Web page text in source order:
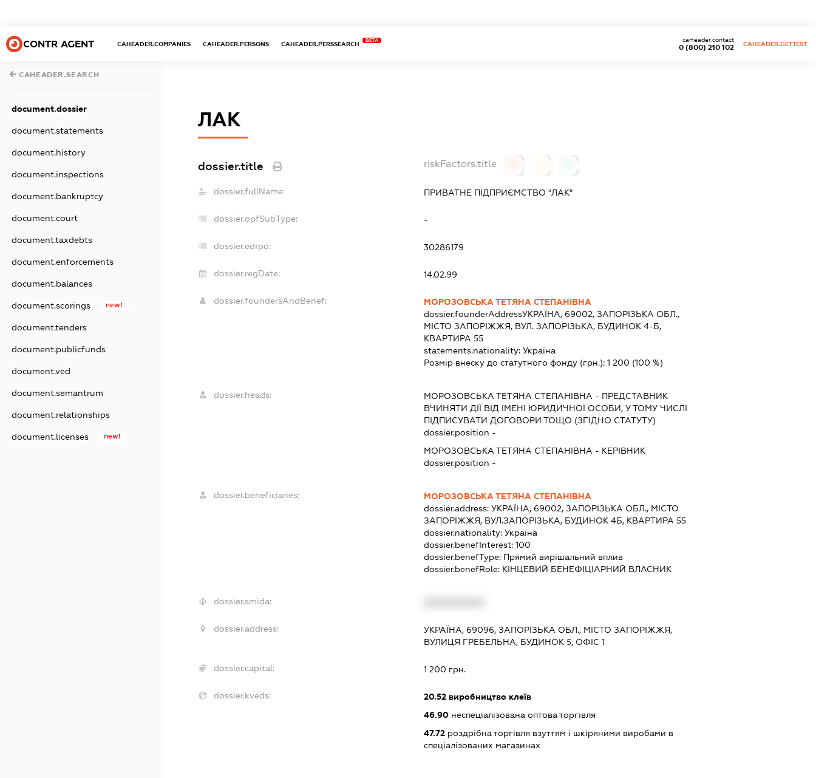
CONTR AGENT CAHEADER.COMPANIES CAHEADER.PERSONS CAHEADER.PERSSEARCH
BETA
0 (800) 210 102
caHeader.contact
CAHEADER.GETTEST
CAHEADER.SEARCH
document.dossier
document.statements
document.history
document.inspections
document.bankruptcy
document.court
document.taxdebts
document.enforcements
document.balances
document.scorings new!
document.tenders
document.publicfunds
document.ved
document.semantrum
document.relationships
document.licenses new!
ЛАК
dossier.title riskFactors.title
dossier.fullName: ПРИВАТНЕ ПІДПРИЄМСТВО "ЛАК"
dossier.opfSubType: -
dossier.edrpo: 30286179
dossier.regDate: 14.02.99
dossier.foundersAndBenef:
МОРОЗОВСЬКА ТЕТЯНА СТЕПАНІВНА
dossier.founderAddressУКРАЇНА, 69002, ЗАПОРІЗЬКА ОБЛ.,
МІСТО ЗАПОРІЖЖЯ, ВУЛ. ЗАПОРІЗЬКА, БУДИНОК 4-Б,
КВАРТИРА 55
statements.nationality: Україна
Розмір внеску до статутного фонду (грн.): 1 200 (100 %)
dossier.heads: МОРОЗОВСЬКА ТЕТЯНА СТЕПАНІВНА - ПРЕДСТАВНИК
ВЧИНЯТИ ДІЇ ВІД ІМЕНІ ЮРИДИЧНОЇ ОСОБИ, У ТОМУ ЧИСЛІ
ПІДПИСУВАТИ ДОГОВОРИ ТОЩО (ЗГІДНО СТАТУТУ)
dossier.position -
МОРОЗОВСЬКА ТЕТЯНА СТЕПАНІВНА - КЕРІВНИК
dossier.position -
dossier.beneficiaries:
МОРОЗОВСЬКА ТЕТЯНА СТЕПАНІВНА
dossier.address: УКРАЇНА, 69002, ЗАПОРІЗЬКА ОБЛ., МІСТО
ЗАПОРІЖЖЯ, ВУЛ.ЗАПОРІЗЬКА, БУДИНОК 4Б, КВАРТИРА 55
dossier.nationality: Україна
dossier.benefInterest: 100
dossier.benefType: Прямий вирішальний вплив
dossier.benefRole: КІНЦЕВИЙ БЕНЕФІЦІАРНИЙ ВЛАСНИК
dossier.smida:
dossier.address:
УКРАЇНА, 69096, ЗАПОРІЗЬКА ОБЛ., МІСТО ЗАПОРІЖЖЯ,
ВУЛИЦЯ ГРЕБЕЛЬНА, БУДИНОК 5, ОФІС 1
dossier.capital: 1 200 грн.
dossier.kveds: 20.52виробництво клеїв
46.90неспеціалізована оптова торгівля
47.72роздрібна торгівля взуттям і шкіряними виробами в
спеціалізованих магазинах